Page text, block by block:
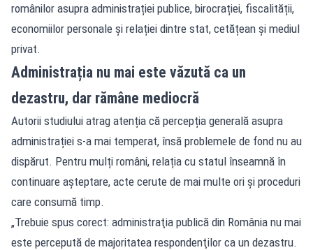
românilor asupra administrației publice, birocrației, fiscalității,
economiilor personale și relației dintre stat, cetățean și mediul
privat.
Administrația nu mai este văzută ca un
dezastru, dar rămâne mediocră
Autorii studiului atrag atenția că percepția generală asupra
administrației s-a mai temperat, însă problemele de fond nu au
dispărut. Pentru mulți români, relația cu statul înseamnă în
continuare așteptare, acte cerute de mai multe ori și proceduri
care consumă timp.
„Trebuie spus corect: administraţia publică din România nu mai
este percepută de majoritatea respondenţilor ca un dezastru.